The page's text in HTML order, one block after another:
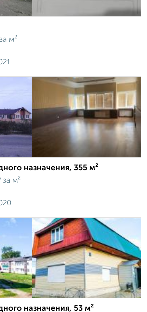
м²
назначения, 355 м²
за м²
назначения, 53 м²